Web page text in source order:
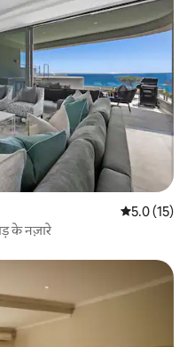
औसत रेटिंग 5
5.0 (15)
के नज़ारे